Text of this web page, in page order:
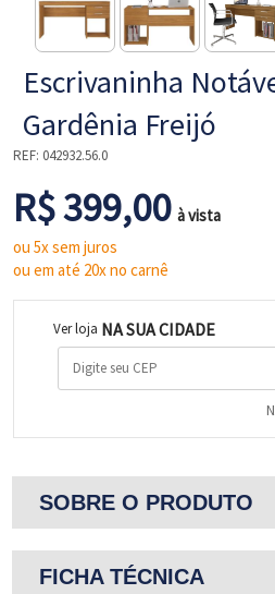
Escrivaninha
Gardênia Freijó
REF: 042932.56.0
R$ 399,00à vista
ou 5x sem juros
ou em até 20x no carnê
Ver loja NA SUA CIDADE
SOBRE O PRODUTO
FICHA TÉCNICA